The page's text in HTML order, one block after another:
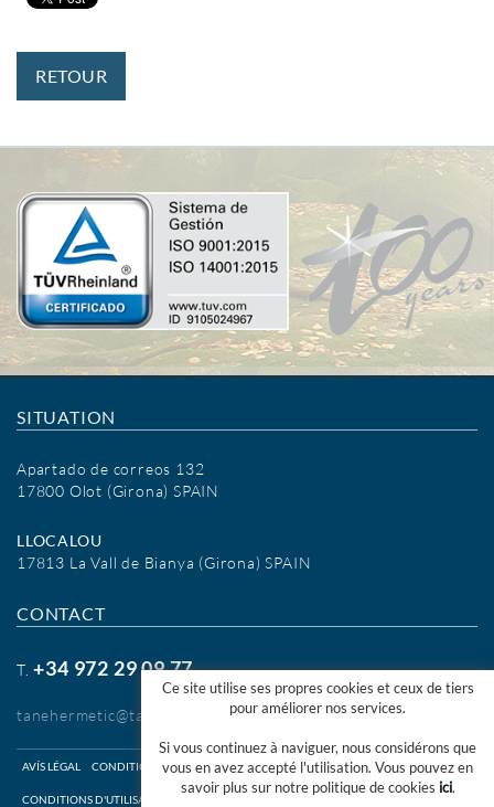
RETOUR
SITUATION
Apartado de correos 132
17800 Olot (Girona) SPAIN
LLOCALOU
17813 La Vall de Bianya (Girona) SPAIN
CONTACT
T.+34 972 29 09 77
tanehermetic@tanehermetic.com
AVÍS LÉGAL CONDITIONS D'UTILISATION WEB
CONDITIONS D'UTILISATION SHOP ONLINE COOKIES INFO CANAL ÉTHIQUE
Ce site utilise ses propres cookies et ceux de tiers
pour améliorer nos services.
Si vous continuez à naviguer, nous considérons que
vous en avez accepté l'utilisation. Vous pouvez en
savoir plus sur notre politique de cookies ici.